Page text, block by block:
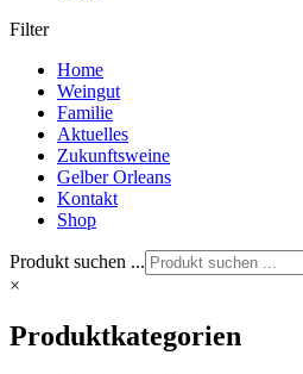
Filter
Home
Weingut
Familie
Aktuelles
Zukunftsweine
Gelber Orleans
Kontakt
Shop
Produkt suchen ...
×
Produktkategorien